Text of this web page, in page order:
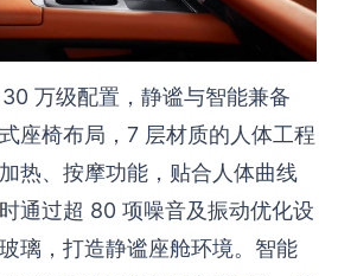
万级配置，静谧与智能兼备
椅布局，7 层材质的人体工程
热、按摩功能，贴合人体曲线
通过超 80 项噪音及振动优化设
璃，打造静谧座舱环境。智能